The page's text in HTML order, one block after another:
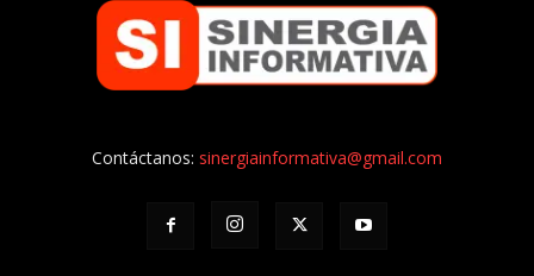
Contáctanos: sinergiainformativa@gmail.com